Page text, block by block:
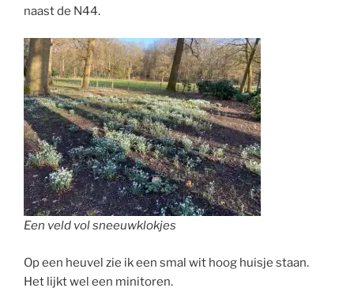
naast de N44.
Een veld vol sneeuwklokjes
Op een heuvel zie ik een smal wit hoog huisje staan.
Het lijkt wel een minitoren.